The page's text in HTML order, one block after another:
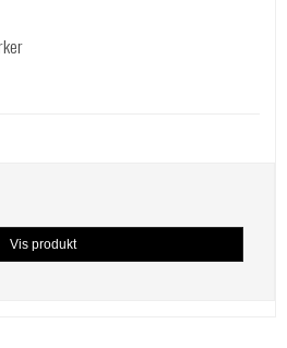
Vis produkt